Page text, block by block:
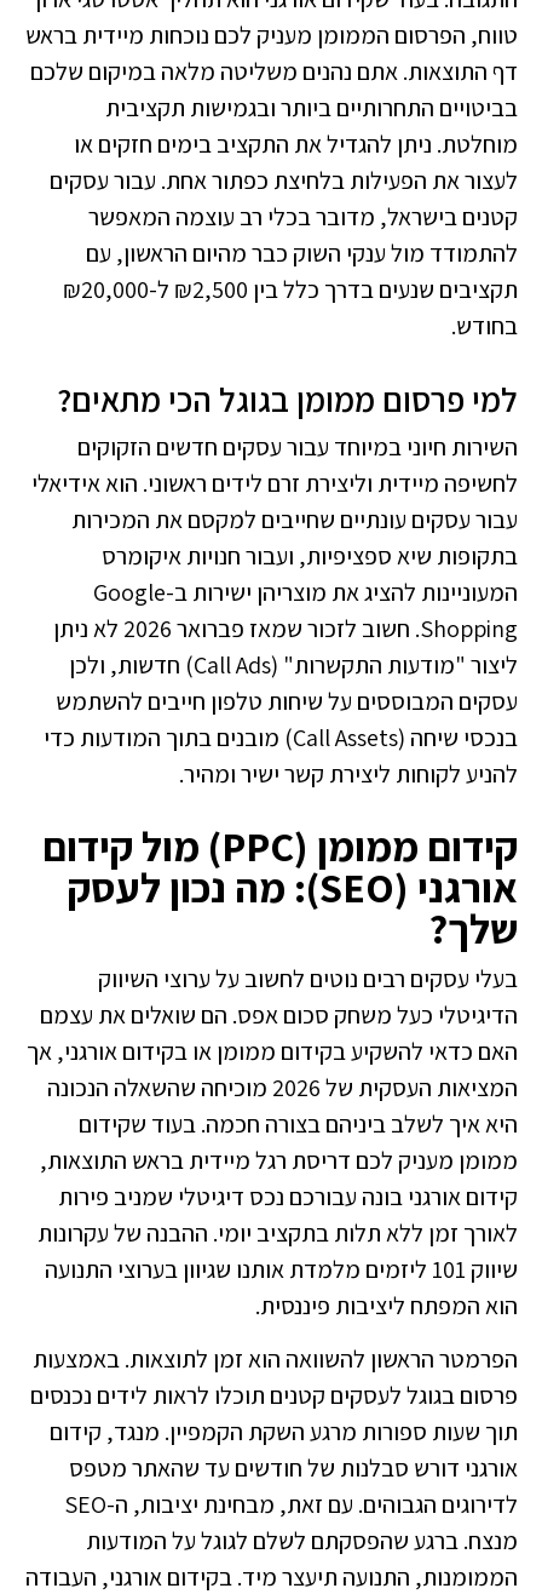
טווח, הפרסום הממומן מעניק לכם נוכחות מיידית בראש
דף התוצאות. אתם נהנים משליטה מלאה במיקום שלכם
בביטויים התחרותיים ביותר ובגמישות תקציבית
מוחלטת. ניתן להגדיל את התקציב בימים חזקים או
לעצור את הפעילות בלחיצת כפתור אחת. עבור עסקים
קטנים בישראל, מדובר בכלי רב עוצמה המאפשר
להתמודד מול ענקי השוק כבר מהיום הראשון, עם
תקציבים שנעים בדרך כלל בין ₪2,500 ל-₪20,000
בחודש.
למי פרסום ממומן בגוגל הכי מתאים?
השירות חיוני במיוחד עבור עסקים חדשים הזקוקים
לחשיפה מיידית וליצירת זרם לידים ראשוני. הוא אידיאלי
עבור עסקים עונתיים שחייבים למקסם את המכירות
בתקופות שיא ספציפיות, ועבור חנויות איקומרס
המעוניינות להציג את מוצריהן ישירות ב-Google
Shopping. חשוב לזכור שמאז פברואר 2026 לא ניתן
ליצור "מודעות התקשרות" (Call Ads) חדשות, ולכן
עסקים המבוססים על שיחות טלפון חייבים להשתמש
בנכסי שיחה (Call Assets) מובנים בתוך המודעות כדי
להניע לקוחות ליצירת קשר ישיר ומהיר.
קידום ממומן (PPC) מול קידום
אורגני (SEO): מה נכון לעסק
שלך?
בעלי עסקים רבים נוטים לחשוב על ערוצי השיווק
הדיגיטלי כעל משחק סכום אפס. הם שואלים את עצמם
האם כדאי להשקיע בקידום ממומן או בקידום אורגני, אך
המציאות העסקית של 2026 מוכיחה שהשאלה הנכונה
היא איך לשלב ביניהם בצורה חכמה. בעוד שקידום
ממומן מעניק לכם דריסת רגל מיידית בראש התוצאות,
קידום אורגני בונה עבורכם נכס דיגיטלי שמניב פירות
לאורך זמן ללא תלות בתקציב יומי. ההבנה של עקרונות
שיווק 101 ליזמים
מלמדת אותנו שגיוון בערוצי התנועה
הוא המפתח ליציבות פיננסית.
הפרמטר הראשון להשוואה הוא זמן לתוצאות. באמצעות
פרסום בגוגל לעסקים קטנים תוכלו לראות לידים נכנסים
תוך שעות ספורות מרגע השקת הקמפיין. מנגד, קידום
אורגני דורש סבלנות של חודשים עד שהאתר מטפס
לדירוגים הגבוהים. עם זאת, מבחינת יציבות, ה-SEO
מנצח. ברגע שהפסקתם לשלם לגוגל על המודעות
הממומנות, התנועה תיעצר מיד. בקידום אורגני, העבודה